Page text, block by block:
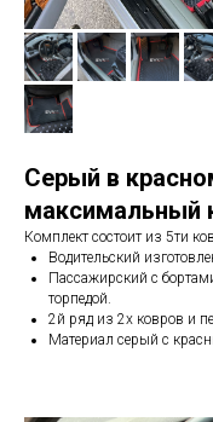
Серый в
максимальный
Комплект состоит из 5ти
Водительский
Пассажирский с
торпедой.
2й ряд из 2х ковров и
Материал серый с